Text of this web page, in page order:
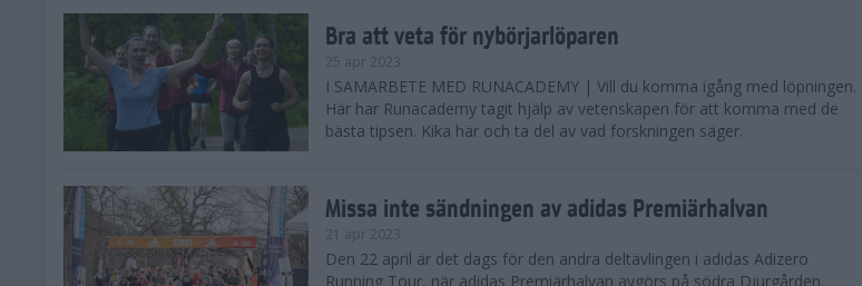
Bra att veta för nybörjarlöparen
25 apr 2023
I SAMARBETE MED RUNACADEMY | Vill du komma igång med löpningen.
Här har Runacademy tagit hjälp av vetenskapen för att komma med de
bästa tipsen. Kika här och ta del av vad forskningen säger.
Missa inte sändningen av adidas Premiärhalvan
21 apr 2023
Den 22 april är det dags för den andra deltävlingen i adidas Adizero
Running Tour, när adidas Premiärhalvan avgörs på södra Djurgården.